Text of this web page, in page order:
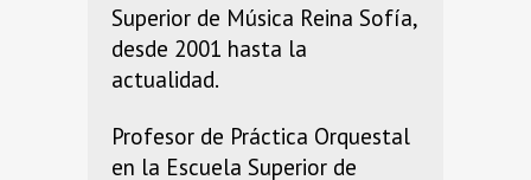
Superior de Música Reina Sofía,
desde 2001 hasta la
actualidad.
Profesor de Práctica Orquestal
en la Escuela Superior de